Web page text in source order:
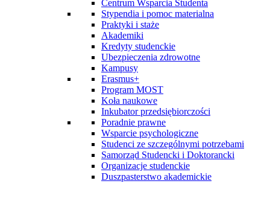
Centrum Wsparcia Studenta
Stypendia i pomoc materialna
Praktyki i staże
Akademiki
Kredyty studenckie
Ubezpieczenia zdrowotne
Kampusy
Erasmus+
Program MOST
Koła naukowe
Inkubator przedsiębiorczości
Poradnie prawne
Wsparcie psychologiczne
Studenci ze szczególnymi potrzebami
Samorząd Studencki i Doktorancki
Organizacje studenckie
Duszpasterstwo akademickie